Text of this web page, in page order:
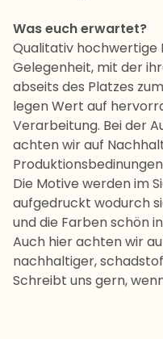
Was euch erwartet?
Qualitativ hochwertige
Gelegenheit, mit der
abseits des Platzes
legen Wert auf
Verarbeitung. Bei der
achten wir auf
Die Motive werden im
aufgedruckt wodurch
und die Farben schön
Auch hier achten wir
nachhaltiger,
Schreibt uns gern,